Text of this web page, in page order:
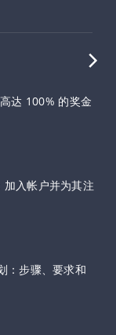
达 100% 的奖金
入帐户并为其注
：步骤、要求和